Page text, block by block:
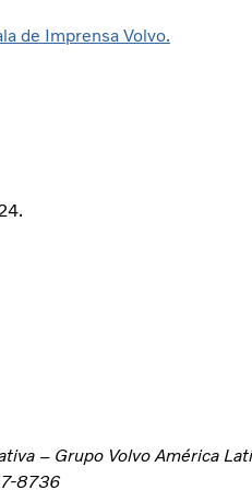
de Imprensa Volvo.
– Grupo Volvo América
8736